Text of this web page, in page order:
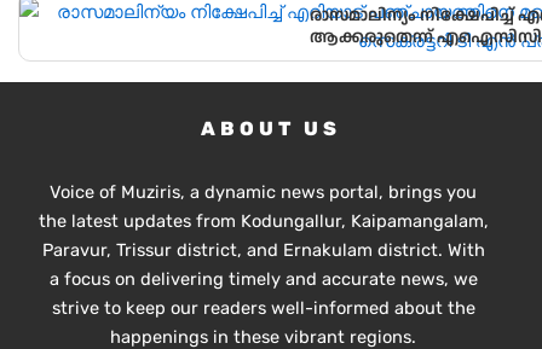
രാസമാലിന്യം
ആക്കരുതെന്ന് എഐസിസി
ABOUT US
Voice of Muziris, a dynamic news portal, brings you
the latest updates from Kodungallur, Kaipamangalam,
Paravur, Trissur district, and Ernakulam district. With
a focus on delivering timely and accurate news, we
strive to keep our readers well-informed about the
happenings in these vibrant regions.